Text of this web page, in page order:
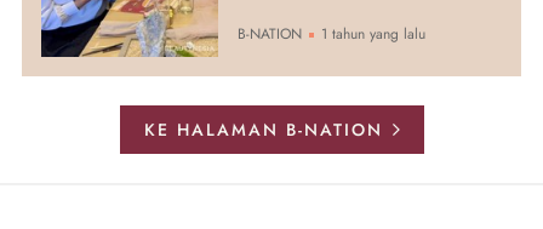
B-NATION 1 tahun yang lalu
KE HALAMAN B-NATION